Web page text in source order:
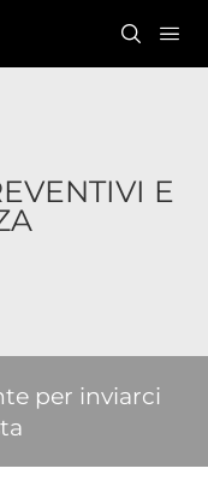
E
per inviarci